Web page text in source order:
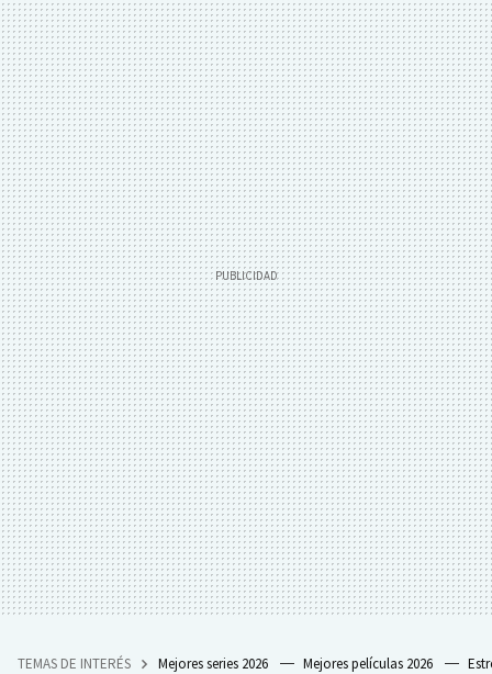
TEMAS DE INTERÉS Mejores series 2026 Mejores películas 2026